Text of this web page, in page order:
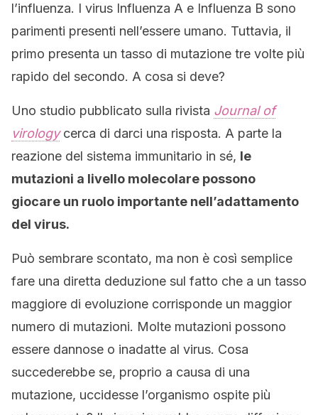
l’influenza. I virus Influenza A e Influenza B sono
parimenti presenti nell’essere umano. Tuttavia, il
primo presenta un tasso di mutazione tre volte più
rapido del secondo. A cosa si deve?
Uno studio pubblicato sulla rivista Journal of
virologycerca di darci una risposta. A parte la
reazione del sistema immunitario in sé, le
mutazioni a livello molecolare possono
giocare un ruolo importante nell’adattamento
del virus.
Può sembrare scontato, ma non è così semplice
fare una diretta deduzione sul fatto che a un tasso
maggiore di evoluzione corrisponde un maggior
numero di mutazioni. Molte mutazioni possono
essere dannose o inadatte al virus. Cosa
succederebbe se, proprio a causa di una
mutazione, uccidesse l’organismo ospite più